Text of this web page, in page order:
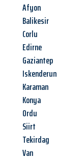
Afyon
Balikesir
Corlu
Edirne
Gaziantep
Iskenderun
Karaman
Konya
Ordu
Siirt
Tekirdag
Van